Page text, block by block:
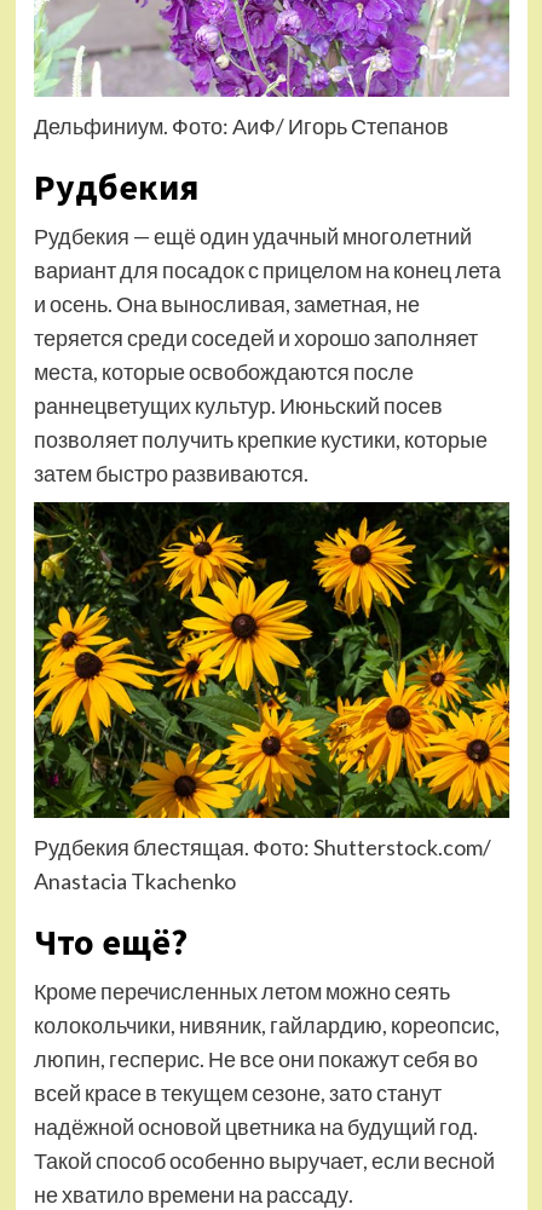
Дельфиниум. Фото: АиФ/ Игорь Степанов
Рудбекия
Рудбекия — ещё один удачный многолетний
вариант для посадок с прицелом на конец лета
и осень. Она выносливая, заметная, не
теряется среди соседей и хорошо заполняет
места, которые освобождаются после
раннецветущих культур. Июньский посев
позволяет получить крепкие кустики, которые
затем быстро развиваются.
Рудбекия блестящая. Фото: Shutterstock.com/
Anastacia Tkachenko
Что ещё?
Кроме перечисленных летом можно сеять
колокольчики, нивяник, гайлардию, кореопсис,
люпин, гесперис. Не все они покажут себя во
всей красе в текущем сезоне, зато станут
надёжной основой цветника на будущий год.
Такой способ особенно выручает, если весной
не хватило времени на рассаду.